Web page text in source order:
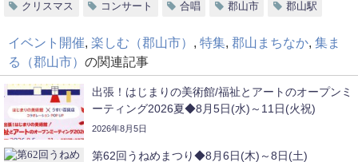
クリスマス コンサート 合唱 郡山市 郡山駅
イベント開催 楽しむ（郡山市） 特集 郡山まちなか 集ま
る（郡山市） の関連記事
出張！はじまりの美術館/福祉とアートのオープンミ
ーティング2026夏◆8月5日(水)～11日(火祝)
2026年8月5日
第62回うねめまつり◆8月6日(木)～8日(土)